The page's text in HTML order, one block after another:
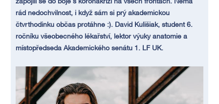
zapojili se do boje s koronakrizí na všech frontách. Nemá
rád nedochvilnost, i když sám si prý akademickou
čtvrthodinku občas protáhne :). David Kulišiak, student 6.
ročníku všeobecného lékařství, lektor výuky anatomie a
místopředseda Akademického senátu 1. LF UK.